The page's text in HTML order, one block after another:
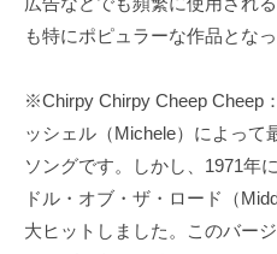
も特にポピュラーな作品となっ
※Chirpy Chirpy Cheep Cheep
ッシェル（Michele）によって
ソングです。しかし、1971年
ドル・オブ・ザ・ロード（
大ヒットしました。このバー